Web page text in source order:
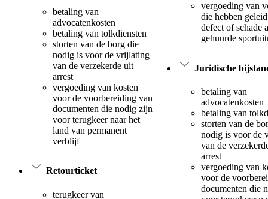
betaling van
advocatenkosten
betaling van tolkdiensten
storten van de borg die
nodig is voor de vrijlating
van de verzekerde uit
arrest
vergoeding van kosten
voor de voorbereiding van
documenten die nodig zijn
voor terugkeer naar het
land van permanent
verblijf
Retourticket
terugkeer van
vergoeding van
die hebben
defect of schade
gehuurde
Juridische
betaling van
advocatenkosten
betaling van
storten van de
nodig is voor de
van de
arrest
vergoeding van
voor de
documenten die